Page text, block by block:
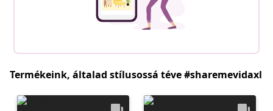
Termékeink, általad stílusossá téve #sharemevidaxl